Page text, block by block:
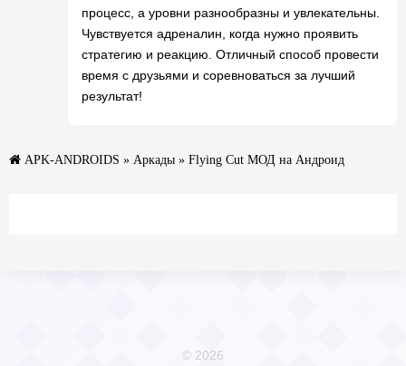
процесс, а уровни разнообразны и увлекательны.
Чувствуется адреналин, когда нужно проявить
стратегию и реакцию. Отличный способ провести
время с друзьями и соревноваться за лучший
результат!
APK-ANDROIDS » Аркады » Flying Cut МОД на Андроид
© 2026